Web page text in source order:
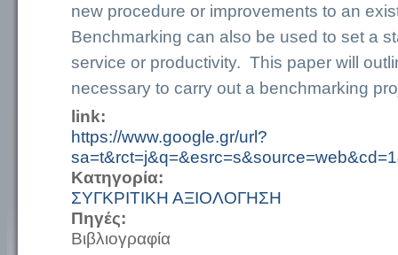
new procedure or improvements to an
Benchmarking can also be used to set a
service or productivity. This paper will
necessary to carry out a benchmarking
link:
https://www.google.gr/url?
Κατηγορία:
ΣΥΓΚΡΙΤΙΚΗ ΑΞΙΟΛΟΓΗΣΗ
Πηγές:
Βιβλιογραφία